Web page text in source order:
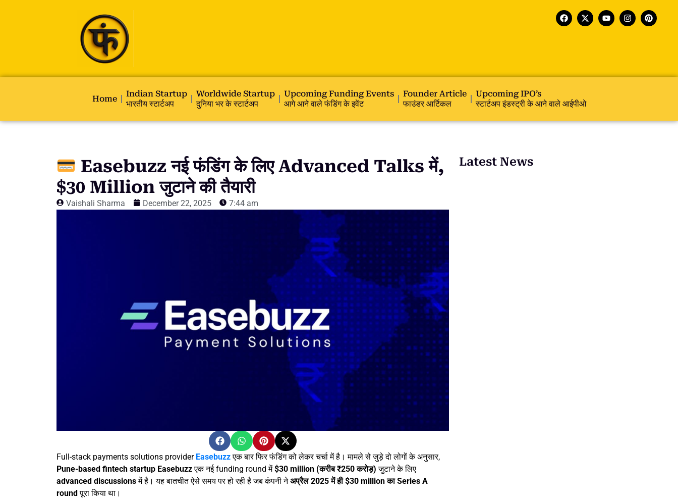
Home
Indian Startup
भारतीय स्टार्टअप
Worldwide Startup
दुनिया भर के स्टार्टअप
Upcoming Funding Events
आगे आने वाले फंडिंग के इवेंट
Founder Article
फाउंडर आर्टिकल
Upcoming IPO’s
स्टार्टअप इंडस्ट्री के आने वाले आईपीओ
Easebuzz नई फंडिंग के लिए Advanced Talks में,
$30 Million जुटाने की तैयारी
Vaishali Sharma December 22, 2025 7:44 am
Full-stack payments solutions provider Easebuzzएक बार फिर फंडिंग को लेकर चर्चा में है। मामले से जुड़े दो लोगों के अनुसार,
Pune-based fintech startup Easebuzzएक नई funding round में$30 million (करीब ₹250 करोड़) जुटाने के लिए
advanced discussionsमें है। यह बातचीत ऐसे समय पर हो रही है जब कंपनी नेअप्रैल 2025 में ही $30 million का Series A
roundपूरा किया था।
Latest News